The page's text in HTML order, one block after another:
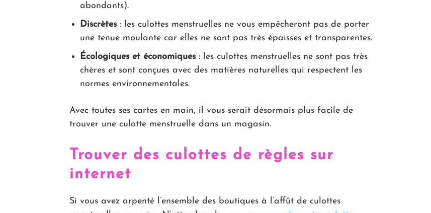
abondants).
Discrètes: les culottes menstruelles ne vous empêcheront pas de porter
une tenue moulante car elles ne sont pas très épaisses et transparentes.
Écologiques et économiques: les culottes menstruelles ne sont pas très
chères et sont conçues avec des matières naturelles qui respectent les
normes environnementales.
Avec toutes ses cartes en main, il vous serait désormais plus facile de
trouver une culotte menstruelle dans un magasin.
Trouver des culottes de règles sur
internet
Si vous avez arpenté l’ensemble des boutiques à l’affût de culottes